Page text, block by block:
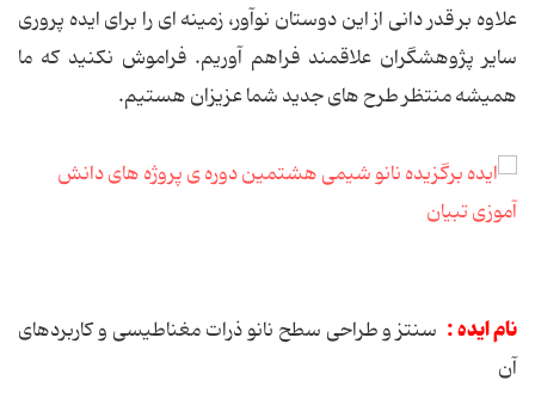
علاوه بر قدر دانی از این دوستان نوآور، زمینه ای را برای ایده پروری
سایر پژوهشگران علاقمند فراهم آوریم. فراموش نکنید که ما
همیشه منتظر طرح های جدید شما عزیزان هستیم.
نام ایده : سنتز و طراحی سطح نانو ذرات مغناطیسی و کاربردهای
آن